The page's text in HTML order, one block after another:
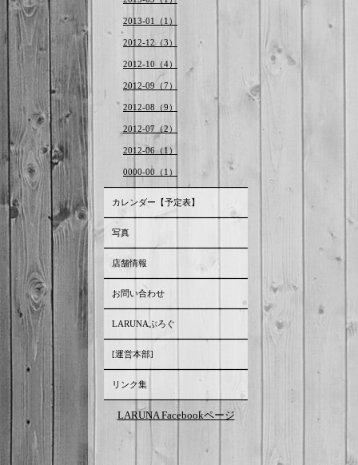
2013-01（1）
2012-12（3）
2012-10（4）
2012-09（7）
2012-08（9）
2012-07（2）
2012-06（1）
0000-00（1）
カレンダー【予定表】
写真
店舗情報
お問い合わせ
LARUNAぶろぐ
[運営本部]
リンク集
LARUNA Facebookページ